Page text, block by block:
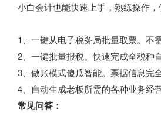
小白会计也能快速上手，熟练操作
1、一键从电子税务局批量取票。不
2、一键批量报税。快速完成全税种
3、做账模式傻瓜智能。票据信息完
4、自动生成老板所需的各种业务经
常见问答：